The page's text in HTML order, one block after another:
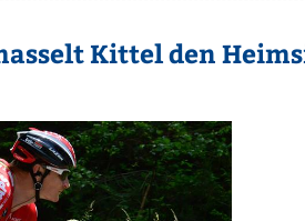
Kittel den